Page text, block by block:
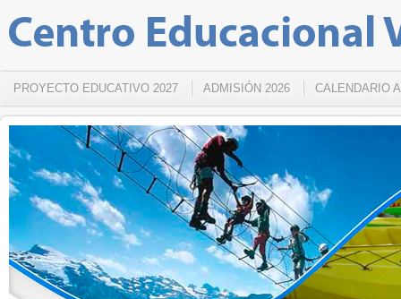
PROYECTO EDUCATIVO 2027 ADMISIÓN 2026 CALENDARIO